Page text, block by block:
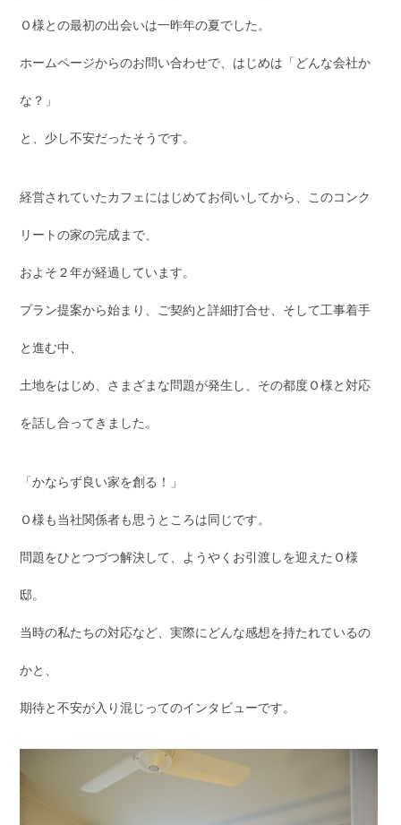
Ｏ様との最初の出会いは一昨年の夏でした。
ホームページからのお問い合わせで、はじめは「どんな会社か
な？」
と、少し不安だったそうです。
経営されていたカフェにはじめてお伺いしてから、このコンク
リートの家の完成まで、
およそ２年が経過しています。
プラン提案から始まり、ご契約と詳細打合せ、そして工事着手
と進む中、
土地をはじめ、さまざまな問題が発生し、その都度Ｏ様と対応
を話し合ってきました。
「かならず良い家を創る！」
Ｏ様も当社関係者も思うところは同じです。
問題をひとつづつ解決して、ようやくお引渡しを迎えたＯ様
邸。
当時の私たちの対応など、実際にどんな感想を持たれているの
かと、
期待と不安が入り混じってのインタビューです。